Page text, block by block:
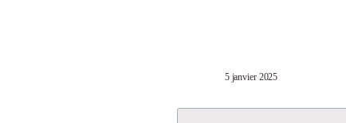
5 janvier 2025